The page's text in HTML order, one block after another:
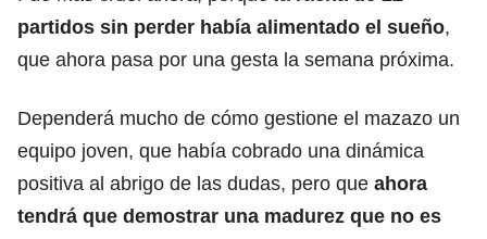
partidos sin perder había alimentado el sueño,
que ahora pasa por una gesta la semana próxima.
Dependerá mucho de cómo gestione el mazazo un
equipo joven, que había cobrado una dinámica
positiva al abrigo de las dudas, pero que ahora
tendrá que demostrar una madurez que no es